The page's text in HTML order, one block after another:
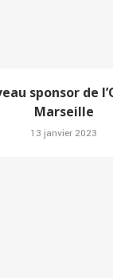
sponsor de
Marseille
13 janvier 2023